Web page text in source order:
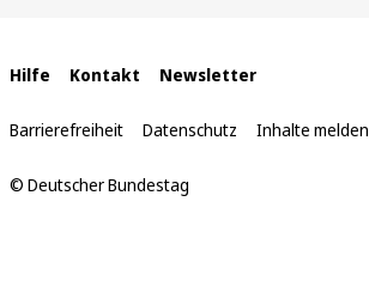
Interne
Links
Hilfe Kontakt Newsletter
Barrierefreiheit Datenschutz Inhalte melden
© Deutscher Bundestag